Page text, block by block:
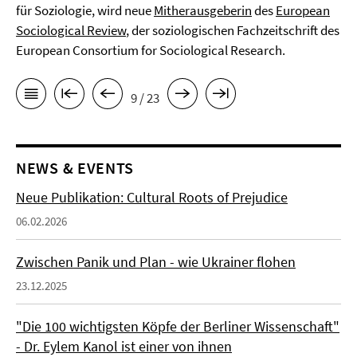
für Soziologie, wird neueMitherausgeberindesEuropean
Sociological Review, der soziologischen Fachzeitschrift des
European Consortium for Sociological Research.
9 / 23
NEWS & EVENTS
Neue Publikation: Cultural Roots of Prejudice
06.02.2026
Zwischen Panik und Plan - wie Ukrainer flohen
23.12.2025
"Die 100 wichtigsten Köpfe der Berliner Wissenschaft"
- Dr. Eylem Kanol ist einer von ihnen